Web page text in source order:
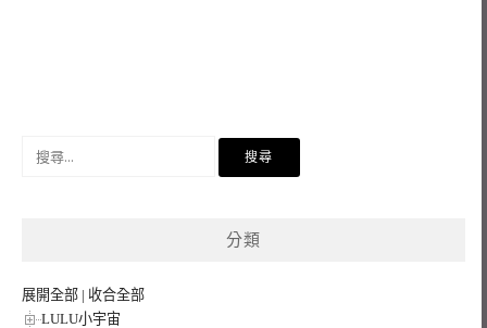
分類
展開全部 | 收合全部
LULU小宇宙